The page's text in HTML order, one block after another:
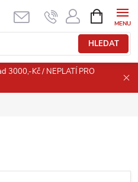
HLEDAT
NÁKUPNÍ
KOŠÍK
3000,-Kč / NEPLATÍ PRO